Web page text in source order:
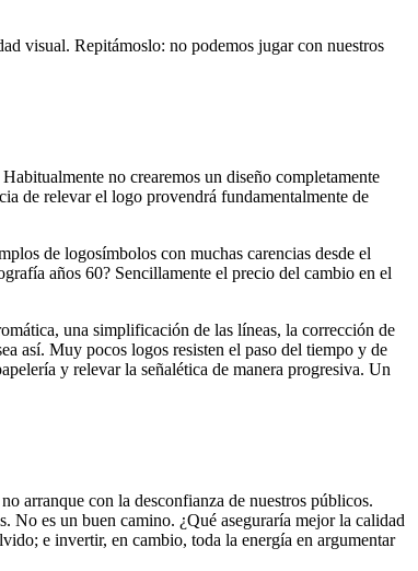
visual. Repitámoslo: no podemos jugar con nuestros
no crearemos un diseño completamente
de relevar el logo provendrá fundamentalmente de
de logosímbolos con muchas carencias desde el
años 60? Sencillamente el precio del cambio en el
una simplificación de las líneas, la corrección de
así. Muy pocos logos resisten el paso del tiempo y de
y relevar la señalética de manera progresiva. Un
arranque con la desconfianza de nuestros públicos.
No es un buen camino. ¿Qué aseguraría mejor la calidad
e invertir, en cambio, toda la energía en argumentar